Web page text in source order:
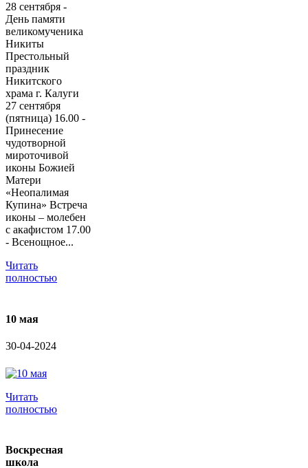
28 сентября -
День памяти
великомученика
Никиты
Престольный
праздник
Никитского
храма г. Калуги
27 сентября
(пятница) 16.00 -
Принесение
чудотворной
мироточивой
иконы Божией
Матери
«Неопалимая
Купина» Встреча
иконы – молебен
с акафистом 17.00
- Всенощное...
Читать
полностью
10 мая
30-04-2024
Читать
полностью
Воскресная
школа